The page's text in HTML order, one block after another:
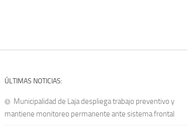
ÚLTIMAS NOTICIAS:
Municipalidad de Laja despliega trabajo preventivo y
mantiene monitoreo permanente ante sistema frontal